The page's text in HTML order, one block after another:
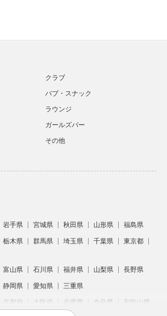
クラブ
パブ・スナック
ラウンジ
ガールズバー
その他
岩手県 宮城県 秋田県 山形県 福島県
栃木県 群馬県 埼玉県 千葉県
東京都
富山県 石川県 福井県 山梨県 長野県
静岡県 愛知県 三重県
京都府 大阪府 兵庫県 奈良県 和歌山県